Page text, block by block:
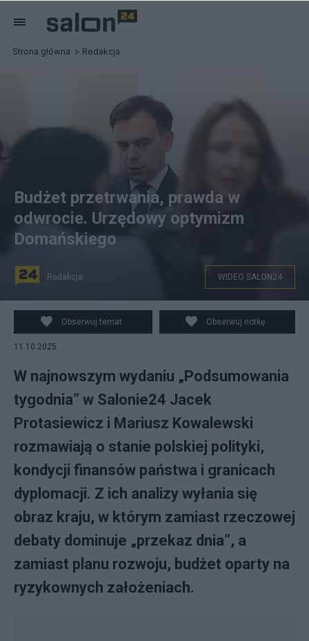
Strona główna Redakcja
Minister Andrzej Domański na posiedzeniu rządu,
PAP/Marcin Obara
Budżet przetrwania, prawda w
odwrocie. Urzędowy optymizm
Domańskiego
Redakcja WIDEO SALON24
Obserwuj temat Obserwuj notkę
11.10.2025
W najnowszym wydaniu „Podsumowania
tygodnia” w Salonie24 Jacek
Protasiewicz i Mariusz Kowalewski
rozmawiają o stanie polskiej polityki,
kondycji finansów państwa i granicach
dyplomacji. Z ich analizy wyłania się
obraz kraju, w którym zamiast rzeczowej
debaty dominuje „przekaz dnia”, a
zamiast planu rozwoju, budżet oparty na
ryzykownych założeniach.